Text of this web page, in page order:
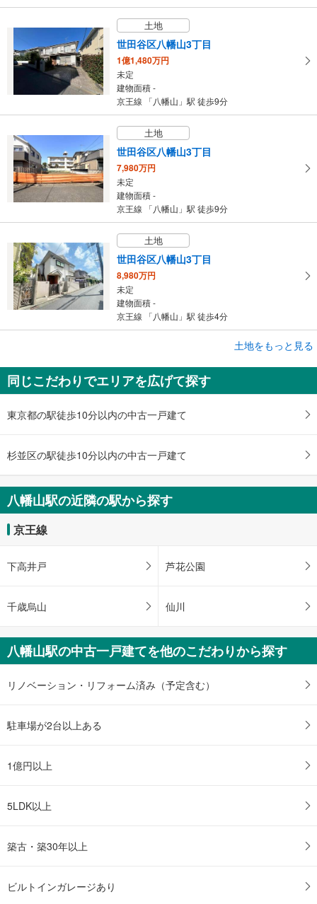
土地
世田谷区八幡山3丁目
1億1,480万円
未定
建物面積 -
京王線 「八幡山」駅 徒歩9分
土地
世田谷区八幡山3丁目
7,980万円
未定
建物面積 -
京王線 「八幡山」駅 徒歩9分
土地
世田谷区八幡山3丁目
8,980万円
未定
建物面積 -
京王線 「八幡山」駅 徒歩4分
世田谷区八幡山3丁目
7,980万円
未定
建物面積 -
土地をもっと見る
同じこだわりでエリアを広げて探す
東京都の駅徒歩10分以内の中古一戸建て
杉並区の駅徒歩10分以内の中古一戸建て
八幡山駅の近隣の駅から探す
京王線
下高井戸 芦花公園
千歳烏山 仙川
八幡山駅の中古一戸建てを他のこだわりから探す
リノベーション・リフォーム済み（予定含む）
駐車場が2台以上ある
1億円以上
5LDK以上
築古・築30年以上
ビルトインガレージあり